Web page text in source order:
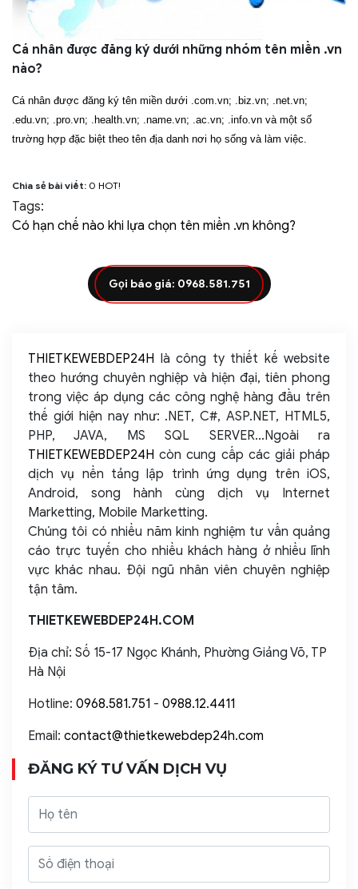
Cá nhân được đăng ký dưới những nhóm tên miền .vn
nào?
Cá nhân được đăng ký tên miền dưới .com.vn; .biz.vn; .net.vn;
.edu.vn; .pro.vn; .health.vn; .name.vn; .ac.vn; .info.vn và một số
trường hợp đặc biệt theo tên địa danh nơi họ sống và làm việc.
Chia sẻ bài viết: 0 HOT!
Tags:
Có hạn chế nào khi lựa chọn tên miền .vn không?
Gọi báo giá: 0968.581.751
THIETKEWEBDEP24H là công ty thiết kế website
theo hướng chuyên nghiệp và hiện đại, tiên phong
trong việc áp dụng các công nghệ hàng đầu trên
thế giới hiện nay như: .NET, C#, ASP.NET, HTML5,
PHP, JAVA, MS SQL SERVER...Ngoài ra
THIETKEWEBDEP24H còn cung cấp các giải pháp
dịch vụ nền tảng lập trình ứng dụng trên iOS,
Android, song hành cùng dịch vụ Internet
Marketting, Mobile Marketting.
Chúng tôi có nhiều năm kinh nghiệm tư vấn quảng
cáo trực tuyến cho nhiều khách hàng ở nhiều lĩnh
vực khác nhau. Đội ngũ nhân viên chuyên nghiệp
tận tâm.
THIETKEWEBDEP24H.COM
Địa chỉ: Số 15-17 Ngọc Khánh, Phường Giảng Võ, TP
Hà Nội
Hotline: 0968.581.751 - 0988.12.4411
Email: contact@thietkewebdep24h.com
ĐĂNG KÝ TƯ VẤN DỊCH VỤ